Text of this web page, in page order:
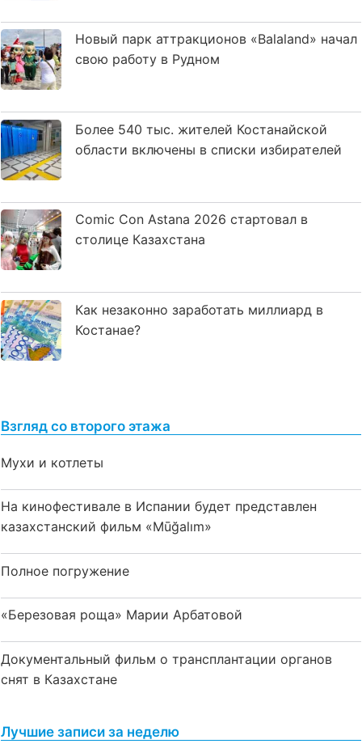
Новый парк аттракционов «Balaland» начал
свою работу в Рудном
Более 540 тыс. жителей Костанайской
области включены в списки избирателей
Comic Con Astana 2026 стартовал в
столице Казахстана
Как незаконно заработать миллиард в
Костанае?
Взгляд со второго этажа
Мухи и котлеты
На кинофестивале в Испании будет представлен
казахстанский фильм «Mūğalım»
Полное погружение
«Березовая роща» Марии Арбатовой
Документальный фильм о трансплантации органов
снят в Казахстане
Лучшие записи за неделю